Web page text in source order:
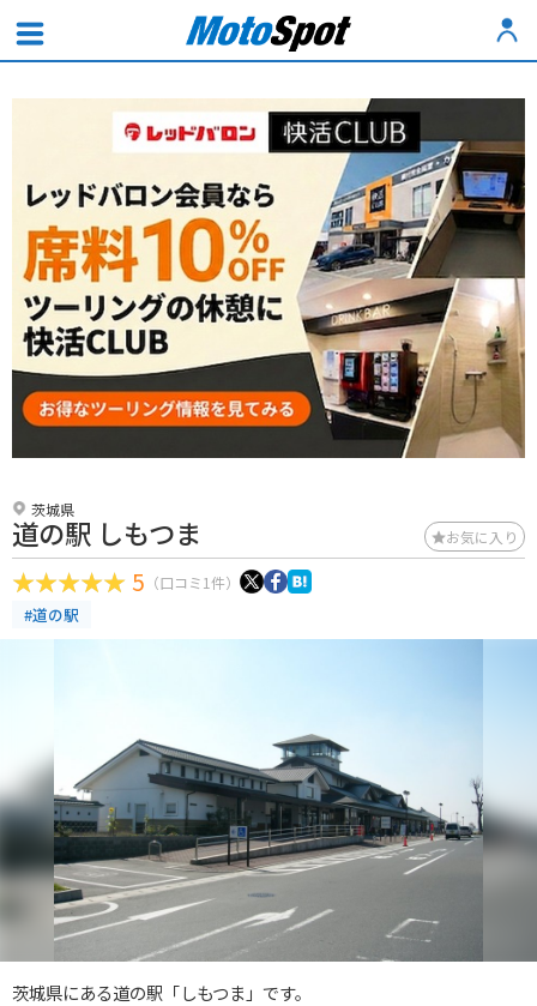
茨城県
道の駅 しもつま お気に入り
5 （口コミ1件）
#道の駅
茨城県にある道の駅「しもつま」です。